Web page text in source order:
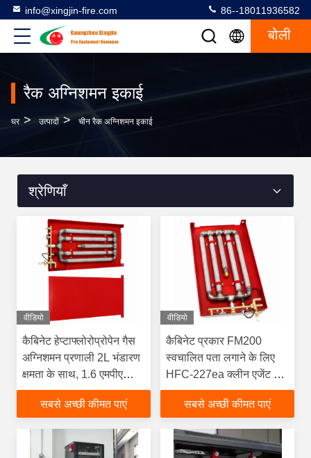
info@xingjin-fire.com 86--18011936582
बोली
रैक अग्निशमन इकाई
घर > उत्पादों > चीन रैक अग्निशमन इकाई
श्रेणियाँ
वीडियो
कैबिनेट हेप्टाफ्लोरोप्रोपेन गैस
अग्निशमन प्रणाली 2L भंडारण
क्षमता के साथ, 1.6 एमपीए
भंडारण दबाव के लिए 0°C-
50°C वातावरण
सबसे अच्छी कीमत पाएं
वीडियो
कैबिनेट प्रकार FM200
स्वचालित पता लगाने के लिए
HFC-227ea क्लीन एजेंट और
≤10s डिस्चार्ज के साथ
अग्निशमन प्रणाली
सबसे अच्छी कीमत पाएं